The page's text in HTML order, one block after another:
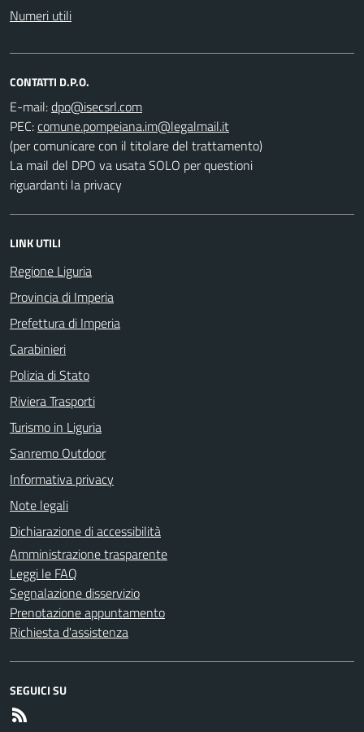
Numeri utili
CONTATTI D.P.O.
E-mail:
PEC:
(per comunicare con il titolare del trattamento)
La mail del DPO va usata SOLO per questioni
riguardanti la privacy
LINK UTILI
Regione Liguria
Provincia di Imperia
Prefettura di Imperia
Carabinieri
Polizia di Stato
Riviera Trasporti
Turismo in Liguria
Sanremo Outdoor
Informativa privacy
Note legali
Dichiarazione di accessibilità
Amministrazione trasparente
Leggi le FAQ
Segnalazione disservizio
Prenotazione appuntamento
Richiesta d'assistenza
SEGUICI SU